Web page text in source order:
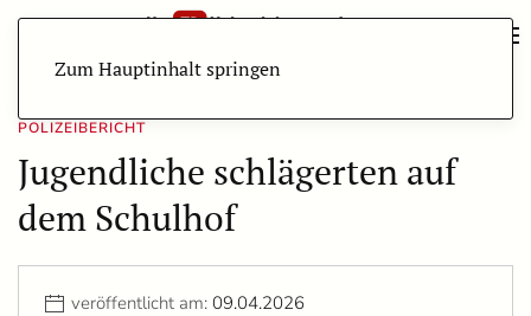
Zum Hauptinhalt springen
POLIZEIBERICHT
Jugendliche schlägerten auf
dem Schulhof
veröffentlicht am: 09.04.2026